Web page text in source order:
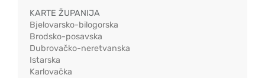
KARTE ŽUPANIJA
Bjelovarsko-bilogorska
Brodsko-posavska
Dubrovačko-neretvanska
Istarska
Karlovačka